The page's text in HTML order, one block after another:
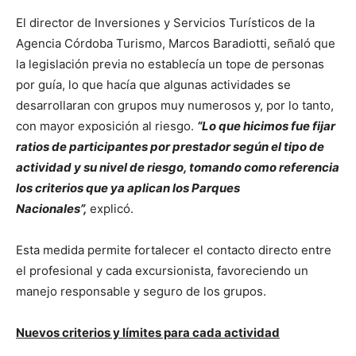
El director de Inversiones y Servicios Turísticos de la
Agencia Córdoba Turismo, Marcos Baradiotti, señaló que
la legislación previa no establecía un tope de personas
por guía, lo que hacía que algunas actividades se
desarrollaran con grupos muy numerosos y, por lo tanto,
con mayor exposición al riesgo. “Lo que hicimos fue fijar
ratios de participantes por prestador según el tipo de
actividad y su nivel de riesgo, tomando como referencia
los criterios que ya aplican los Parques
Nacionales”, explicó.
Esta medida permite fortalecer el contacto directo entre
el profesional y cada excursionista, favoreciendo un
manejo responsable y seguro de los grupos.
Nuevos criterios y límites para cada actividad